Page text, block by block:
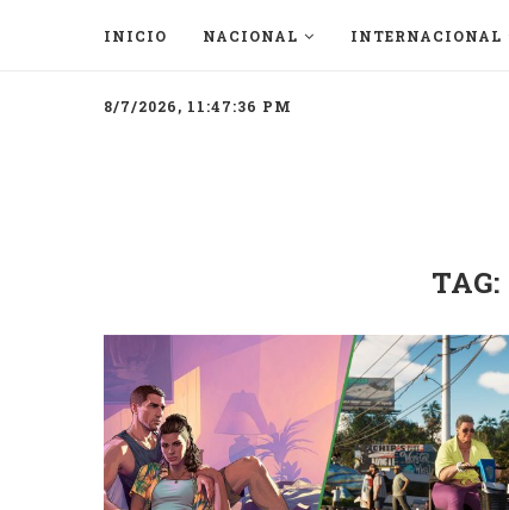
INICIO NACIONAL INTERNACIONAL
8/7/2026, 11:47:36 PM
TAG: